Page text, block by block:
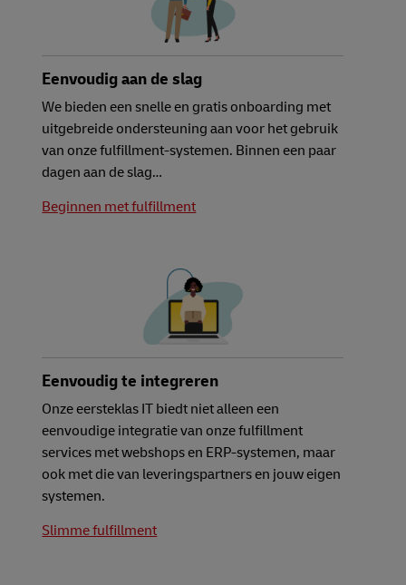
Eenvoudig aan de slag
We bieden een snelle en gratis onboarding met
uitgebreide ondersteuning aan voor het gebruik
van onze fulfillment-systemen. Binnen een paar
dagen aan de slag…
Beginnen met fulfillment
Eenvoudig te integreren
Onze eersteklas IT biedt niet alleen een
eenvoudige integratie van onze fulfillment
services met webshops en ERP-systemen, maar
ook met die van leveringspartners en jouw eigen
systemen.
Slimme fulfillment